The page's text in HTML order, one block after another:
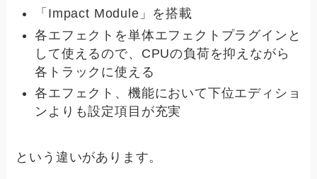
「Impact Module」を搭載
各エフェクトを単体エフェクトプラグインと
して使えるので、CPUの負荷を抑えながら
各トラックに使える
各エフェクト、機能において下位エディショ
ンよりも設定項目が充実
という違いがあります。